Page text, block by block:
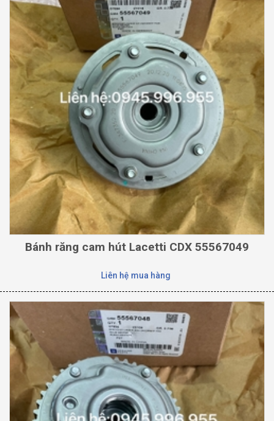
Bánh răng cam hút Lacetti CDX 55567049
Liên hệ mua hàng